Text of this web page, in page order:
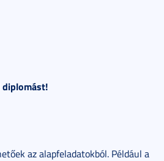
az alapfeladatokból. Például a